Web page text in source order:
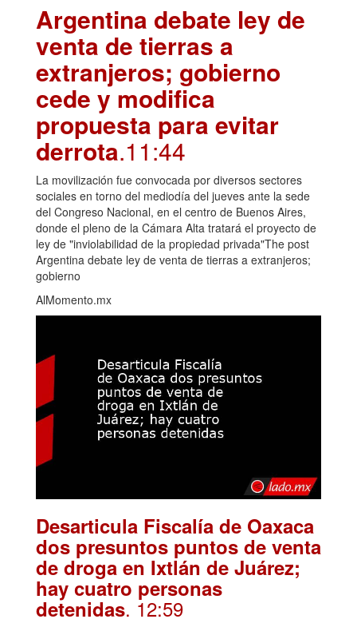
Argentina debate ley de
venta de tierras a
extranjeros; gobierno
cede y modifica
propuesta para evitar
derrota.11:44
La movilización fue convocada por diversos sectores
sociales en torno del mediodía del jueves ante la sede
del Congreso Nacional, en el centro de Buenos Aires,
donde el pleno de la Cámara Alta tratará el proyecto de
ley de "inviolabilidad de la propiedad privada"The post
Argentina debate ley de venta de tierras a extranjeros;
gobierno
AlMomento.mx
Desarticula Fiscalía de Oaxaca
dos presuntos puntos de venta
de droga en Ixtlán de Juárez;
hay cuatro personas
detenidas. 12:59